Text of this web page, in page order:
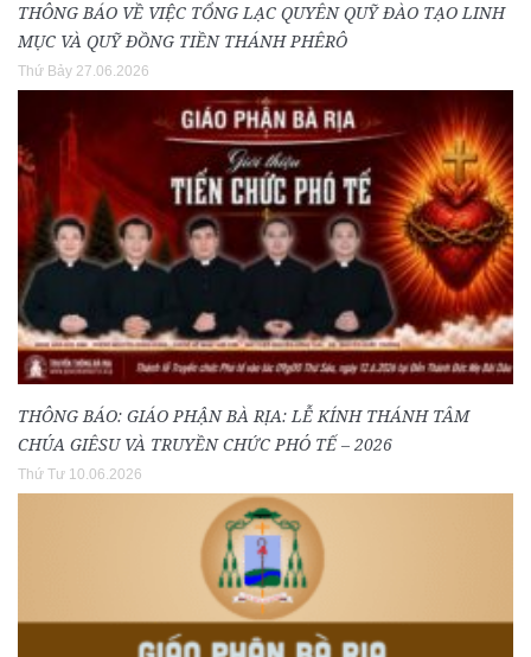
THÔNG BÁO VỀ VIỆC TỔNG LẠC QUYÊN QUỸ ĐÀO TẠO LINH
MỤC VÀ QUỸ ĐỒNG TIỀN THÁNH PHÊRÔ
Thứ Bảy 27.06.2026
THÔNG BÁO: GIÁO PHẬN BÀ RỊA: LỄ KÍNH THÁNH TÂM
CHÚA GIÊSU VÀ TRUYỀN CHỨC PHÓ TẾ – 2026
Thứ Tư 10.06.2026